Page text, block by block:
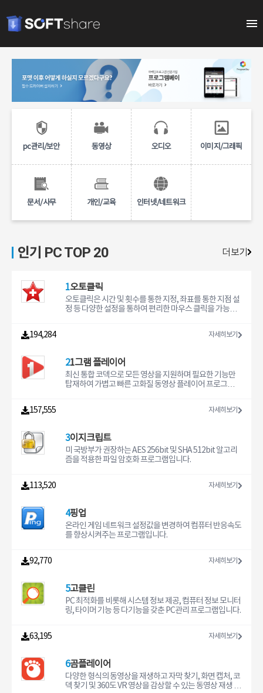
pc관리/보안 동영상 오디오 이미지/그래픽
문서/사무 개인/교육 인터넷/네트워크
인기 PC TOP 20 더보기
1오토클릭
오토클릭은 시간 및 횟수를 통한 지정, 좌표를 통한 지점 설
정 등 다양한 설정을 통하여 편리한 마우스 클릭을 가능하
194,284 자세히보기
21그램 플레이어
최신 통합 코덱으로 모든 영상을 지원하며 필요한 기능만
탑재하여 가볍고 빠른 고화질 동영상 플레이어 프로그램입
157,555
자세히보기
3이지크립트
미 국방부가 권장하는 AES 256bit 및 SHA 512bit 알고리
즘을 적용한 파일 암호화 프로그램입니다.
113,520 자세히보기
4핑업
온라인 게임 네트워크 설정값을 변경하여 컴퓨터 반응속도
를 향상시켜주는 프로그램입니다.
92,770 자세히보기
5고클린
PC 최적화를 비롯해 시스템 정보 제공, 컴퓨터 정보 모니터
링, 타이머 기능 등 다기능을 갖춘 PC관리 프로그램입니다.
63,195 자세히보기
6곰플레이어
다양한 형식의 동영상을 재생하고 자막 찾기, 화면 캡처, 코
덱 찾기 및 360도 VR 영상을 감상할 수 있는 동영상 재생 프